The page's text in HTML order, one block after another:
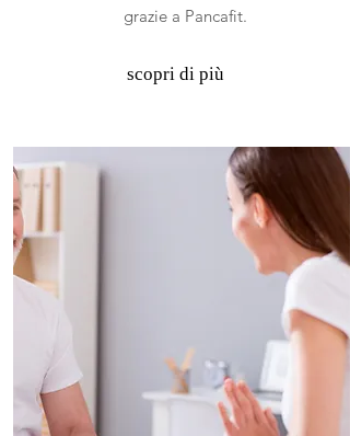
grazie a Pancafit.
scopri di più